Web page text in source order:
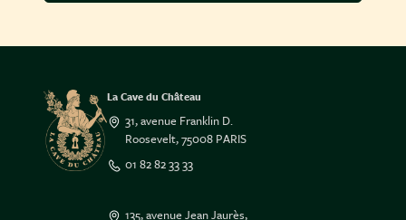
La Cave du Château
31, avenue Franklin D.
Roosevelt, 75008 PARIS
01 82 82 33 33
135, avenue Jean Jaurès,